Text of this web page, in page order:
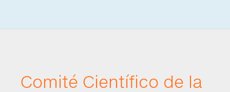
Comité Científico de la